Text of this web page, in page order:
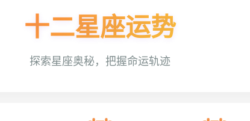
十二星座运势
探索星座奥秘，把握命运轨迹